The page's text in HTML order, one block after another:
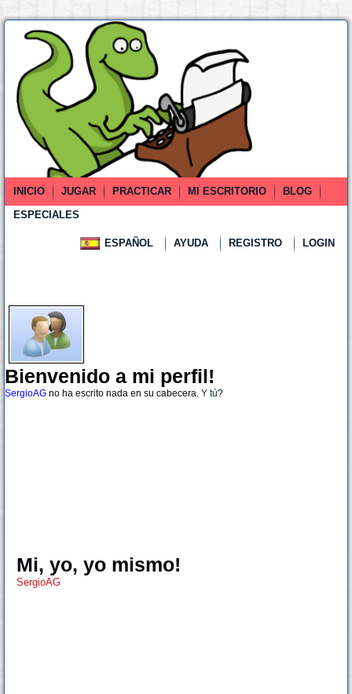
INICIO JUGAR PRACTICAR MI ESCRITORIO
BLOG
ESPECIALES
ESPAÑOL AYUDA REGISTRO LOGIN
Bienvenido a mi perfil!
SergioAG no ha escrito nada en su cabecera. Y tú?
Mi, yo, yo mismo!
SergioAG